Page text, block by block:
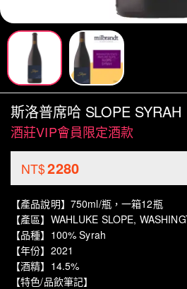
斯洛普席哈 SLOPE SYRAH
酒莊VIP會員限定酒款
NT$2280
【產品說明】750ml/瓶，一箱12瓶
【產區】WAHLUKE SLOPE,
【品種】100% Syrah
【年份】2021
【酒精】14.5%
【特色/品飲筆記】